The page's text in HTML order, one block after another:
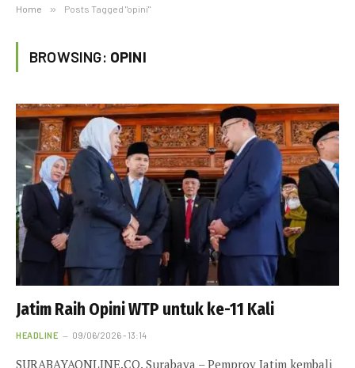
Home » Posts Tagged "opini"
BROWSING: OPINI
Jatim Raih Opini WTP untuk ke-11 Kali
HEADLINE 09/06/2026 - 13:14
SURABAYAONLINE.CO. Surabaya – Pemprov Jatim kembali